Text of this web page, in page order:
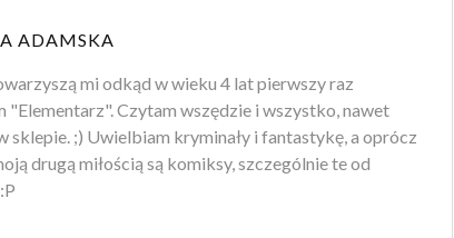
ADAMSKA
mi odkąd w wieku 4 lat pierwszy raz
"Elementarz". Czytam wszędzie i wszystko, nawet
sklepie. ;) Uwielbiam kryminały i fantastykę, a oprócz
drugą miłością są komiksy, szczególnie te od